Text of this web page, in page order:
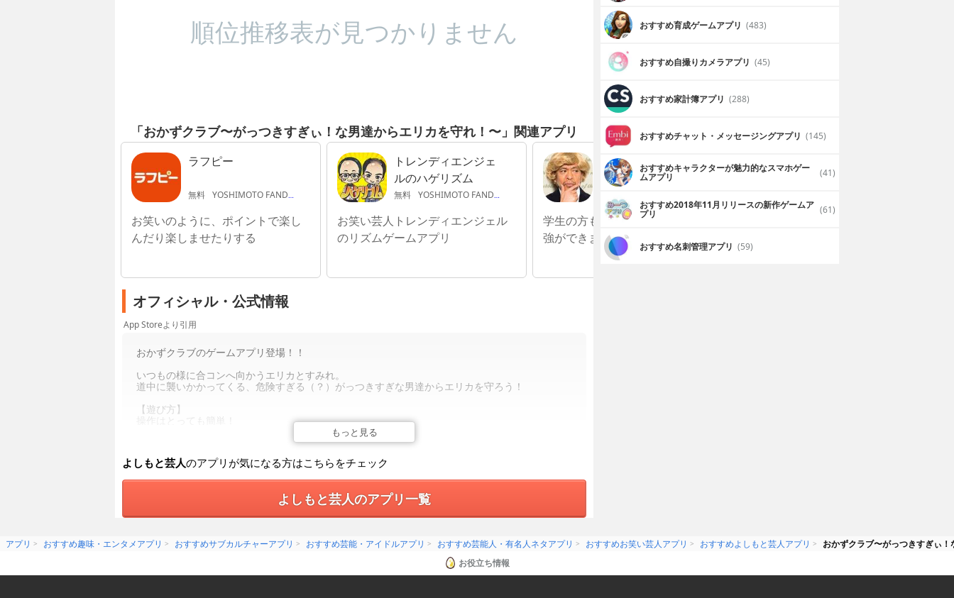
順位推移表が見つかりません
「おかずクラブ〜がっつきすぎぃ！な男達からエリカを守れ！〜」関連アプリ
ラフピー
無料 YOSHIMOTO FANDANGO
お笑いのように、ポイントで楽し
んだり楽しませたりする
トレンディエンジェ
ルのハゲリズム
無料 YOSHIMOTO FANDANGO
お笑い芸人トレンディエンジェル
のリズムゲームアプリ
松本人志の俺の覚え
たい外国語１００～
英語編～
学生の方も楽しみながら英語の勉
強ができます
アプリ
オフィシャル・公式情報
App Storeより引用
もっと見る
おかずクラブのゲームアプリ登場！！
いつもの様に合コンへ向かうエリカとすみれ。
道中に襲いかかってくる、危険すぎる（？）がっつきすぎな男達からエリカを守ろう！
【遊び方】
操作はとっても簡単！
エリカに襲いかかってくる（？）男達をタップで回避！
うまく回避できると、おかずポイントを獲得！！
おかずポイントを沢山ゲットするとここでしか見られないブロマイドやコント動画が見られるよ
うになるよ！
たくさんプレイして全てのブロマイドとコント動画を手に入れよう！！
よしもと芸人のアプリが気になる方はこちらをチェック
よしもと芸人のアプリ一覧
おすすめ育成ゲームアプリ (483)
おすすめ自撮りカメラアプリ (45)
おすすめ家計簿アプリ (288)
おすすめチャット・メッセージングアプリ (145)
おすすめキャラクターが魅力的なスマホゲー
ムアプリ (41)
おすすめ2018年11月リリースの新作ゲームア
プリ (61)
おすすめ名刺管理アプリ (59)
アプリ おすすめ趣味・エンタメアプリ おすすめサブカルチャーアプリ おすすめ芸能・アイドルアプリ おすすめ芸能人・有名人ネタアプリ おすすめお笑い芸人アプリ おすすめよしもと芸人アプリ
おかずクラブ〜がっつきすぎぃ
お役立ち情報